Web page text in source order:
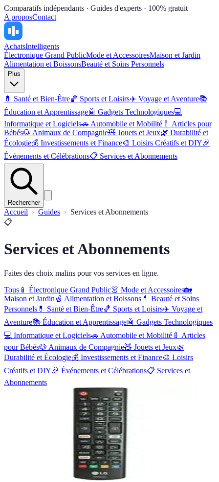
Comparatifs indépendants · Guides d'experts · 100% gratuit
A proposContact
AchatsIntelligents
Électronique Grand PublicMode et AccessoiresMaison et Jardin
Alimentation et BoissonsBeauté et Soins Personnels
Plus
💊 Santé et Bien-Être🏀 Sports et Loisirs✈️ Voyage et Aventure📚
Éducation et Apprentissage🤖 Gadgets Technologiques💻
Informatique et Logiciels🚗 Automobile et Mobilité 🍼 Articles pour
Bébés🐶 Animaux de Compagnie🧸 Jouets et Jeux🌿 Durabilité et
Écologie💰 Investissements et Finance🎨 Loisirs Créatifs et DIY🎉
Événements et Célébrations📋 Services et Abonnements
Rechercher
Accueil Guides
Services et Abonnements
📋
Services et Abonnements
Faites des choix malins pour vos services en ligne.
Tous 📱 Électronique Grand Public👗 Mode et Accessoires🏡
Maison et Jardin🍏 Alimentation et Boissons 💄 Beauté et Soins
Personnels 💊 Santé et Bien-Être🏀 Sports et Loisirs✈️ Voyage et
Aventure📚 Éducation et Apprentissage🤖 Gadgets Technologiques
💻 Informatique et Logiciels🚗 Automobile et Mobilité 🍼 Articles
pour Bébés🐶 Animaux de Compagnie🧸 Jouets et Jeux🌿
Durabilité et Écologie💰 Investissements et Finance🎨 Loisirs
Créatifs et DIY🎉 Événements et Célébrations📋 Services et
Abonnements